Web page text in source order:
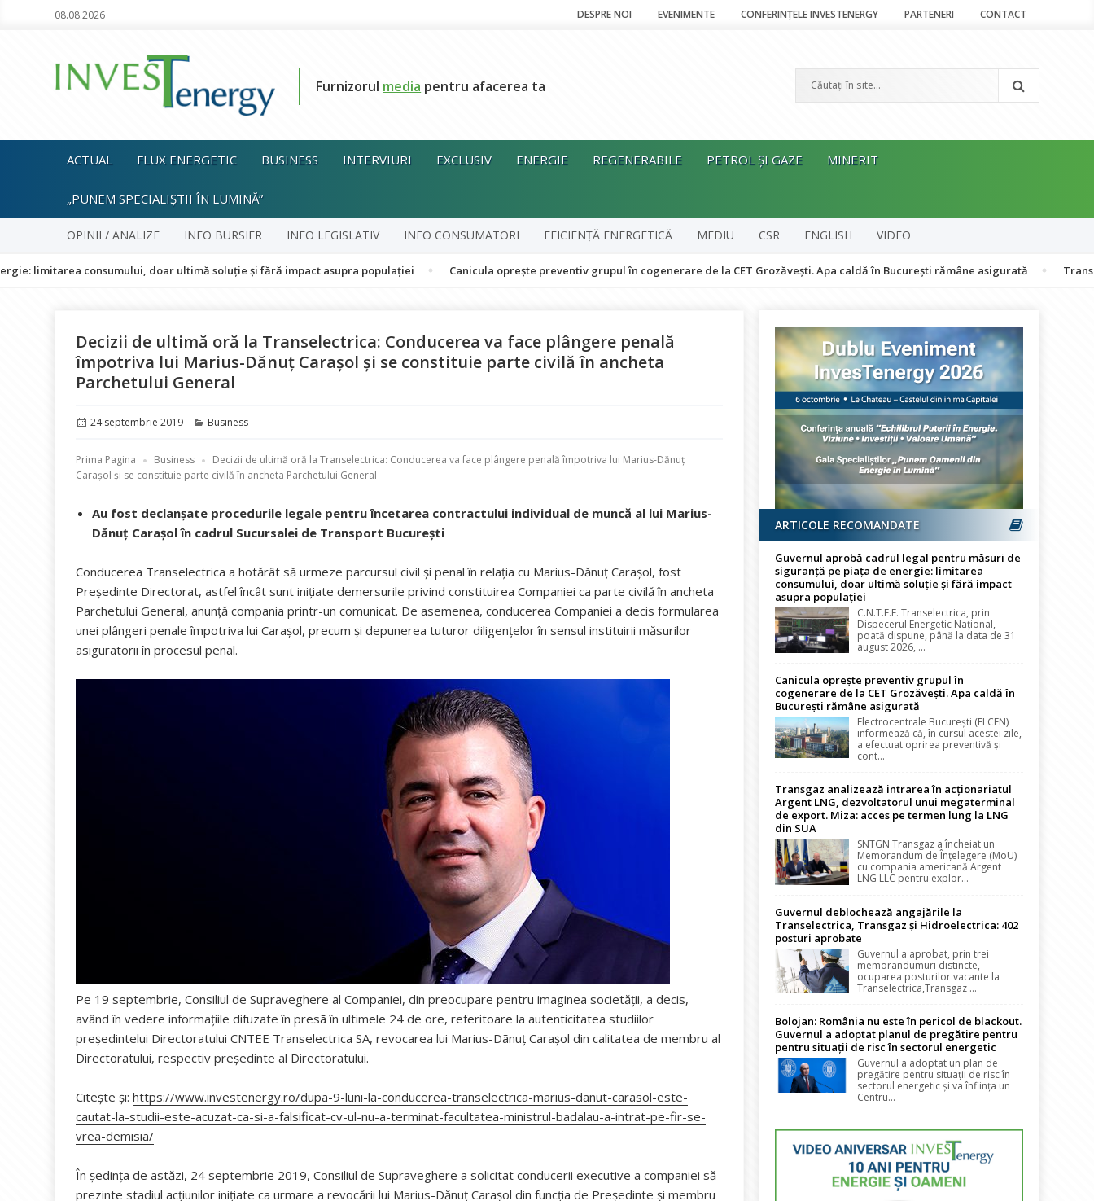
08.08.2026 DESPRE NOI EVENIMENTE CONFERINȚELE INVESTENERGY PARTENERI CONTACT
Furnizorul media pentru afacerea ta
ACTUAL FLUX ENERGETIC BUSINESS INTERVIURI EXCLUSIV ENERGIE REGENERABILE PETROL ȘI GAZE MINERIT
„PUNEM SPECIALIȘTII ÎN LUMINĂ”
OPINII / ANALIZE INFO BURSIER INFO LEGISLATIV INFO CONSUMATORI EFICIENȚĂ ENERGETICĂ MEDIU CSR ENGLISH VIDEO
consumului, doar ultimă soluție și fără impact asupra populației Canicula oprește preventiv grupul în cogenerare de la CET Grozăvești. Apa caldă în București rămâne asigurată Transgaz
Decizii de ultimă oră la Transelectrica: Conducerea va face plângere penală
împotriva lui Marius-Dănuț Carașol și se constituie parte civilă în ancheta
Parchetului General
Publicat
24 septembrie 2019 Categorii
Business
Prima Pagina Business
Decizii de ultimă oră la Transelectrica: Conducerea va face plângere penală împotriva lui Marius-Dănuț
Carașol și se constituie parte civilă în ancheta Parchetului General
Au fost declanșate procedurile legale pentru încetarea contractului individual de muncă al lui Marius-
Dănuț Carașol în cadrul Sucursalei de Transport București
Conducerea Transelectrica a hotărât să urmeze parcursul civil și penal în relația cu Marius-Dănuț Carașol, fost
Președinte Directorat, astfel încât sunt inițiate demersurile privind constituirea Companiei ca parte civilă în ancheta
Parchetului General, anunță compania printr-un comunicat. De asemenea, conducerea Companiei a decis formularea
unei plângeri penale împotriva lui Carașol, precum și depunerea tuturor diligențelor în sensul instituirii măsurilor
asiguratorii în procesul penal.
Pe 19 septembrie, Consiliul de Supraveghere al Companiei, din preocupare pentru imaginea societății, a decis,
având în vedere informațiile difuzate în presã în ultimele 24 de ore, referitoare la autenticitatea studiilor
președintelui Directoratului CNTEE Transelectrica SA, revocarea lui Marius-Dãnuț Carașol din calitatea de membru al
Directoratului, respectiv președinte al Directoratului.
Citește și:https://www.investenergy.ro/dupa-9-luni-la-conducerea-transelectrica-marius-danut-carasol-este-
cautat-la-studii-este-acuzat-ca-si-a-falsificat-cv-ul-nu-a-terminat-facultatea-ministrul-badalau-a-intrat-pe-fir-se-
vrea-demisia/
În ședința de astăzi, 24 septembrie 2019, Consiliul de Supraveghere a solicitat conducerii executive a companiei să
prezinte stadiul acțiunilor inițiate ca urmare a revocării lui Marius-Dănuț Carașol din funcția de Președinte și membru
ARTICOLE RECOMANDATE
Guvernul aprobă cadrul legal pentru măsuri de
siguranță pe piața de energie: limitarea
consumului, doar ultimă soluție și fără impact
asupra populației
C.N.T.E.E. Transelectrica, prin
Dispecerul Energetic Național,
poată dispune, până la data de 31
august 2026, ...
Canicula oprește preventiv grupul în
cogenerare de la CET Grozăvești. Apa caldă în
București rămâne asigurată
Electrocentrale București (ELCEN)
informează că, în cursul acestei zile,
a efectuat oprirea preventivă și
cont...
Transgaz analizează intrarea în acționariatul
Argent LNG, dezvoltatorul unui megaterminal
de export. Miza: acces pe termen lung la LNG
din SUA
SNTGN Transgaz a încheiat un
Memorandum de Înțelegere (MoU)
cu compania americană Argent
LNG LLC pentru explor...
Guvernul deblochează angajările la
Transelectrica, Transgaz și Hidroelectrica: 402
posturi aprobate
Guvernul a aprobat, prin trei
memorandumuri distincte,
ocuparea posturilor vacante la
Transelectrica,Transgaz ...
Bolojan: România nu este în pericol de blackout.
Guvernul a adoptat planul de pregătire pentru
pentru situații de risc în sectorul energetic
Guvernul a adoptat un plan de
pregătire pentru situații de risc în
sectorul energetic și va înființa un
Centru...